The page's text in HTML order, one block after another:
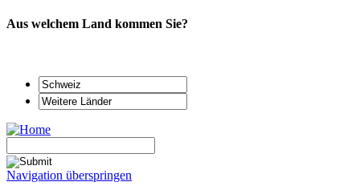
Aus welchem Land kommen Sie?
Navigation überspringen